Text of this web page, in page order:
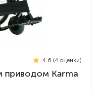
4.6 (4 оценки)
приводом Karma